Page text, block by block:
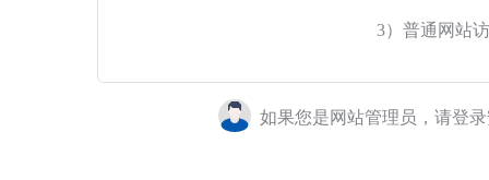
3）普通网站
如果您是网站管理员，请登